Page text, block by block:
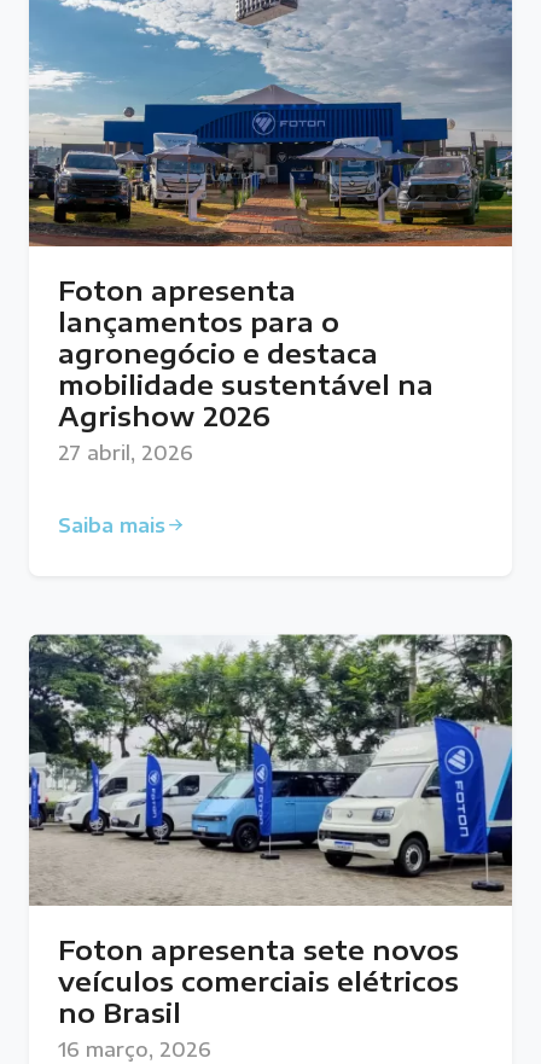
Foton apresenta
lançamentos para o
agronegócio e destaca
mobilidade sustentável na
Agrishow 2026
27 abril, 2026
Saiba mais
Foton apresenta sete novos
veículos comerciais elétricos
no Brasil
16 março, 2026